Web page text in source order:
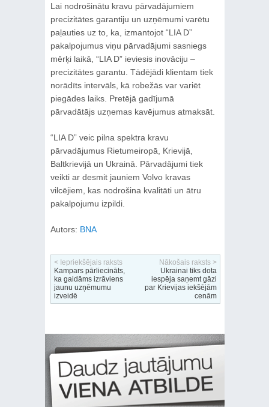
Lai nodrošinātu kravu pārvadājumiem
precizitātes garantiju un uzņēmumi varētu
paļauties uz to, ka, izmantojot “LIA D”
pakalpojumus viņu pārvadājumi sasniegs
mērķi laikā, “LIA D” ieviesis inovāciju –
precizitātes garantu. Tādējādi klientam tiek
norādīts intervāls, kā robežās var variēt
piegādes laiks. Pretējā gadījumā
pārvadātājs uzņemas kavējumus atmaksāt.
“LIA D” veic pilna spektra kravu
pārvadājumus Rietumeiropā, Krievijā,
Baltkrievijā un Ukrainā. Pārvadājumi tiek
veikti ar desmit jauniem Volvo kravas
vilcējiem, kas nodrošina kvalitāti un ātru
pakalpojumu izpildi.
Autors: BNA
< Iepriekšējais raksts
Kampars pārliecināts,
ka gaidāms izrāviens
jaunu uzņēmumu
izveidē
Nākošais raksts >
Ukrainai tiks dota
iespēja saņemt gāzi
par Krievijas iekšējām
cenām